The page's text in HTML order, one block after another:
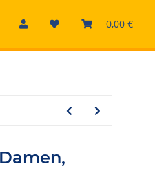
0,00 €